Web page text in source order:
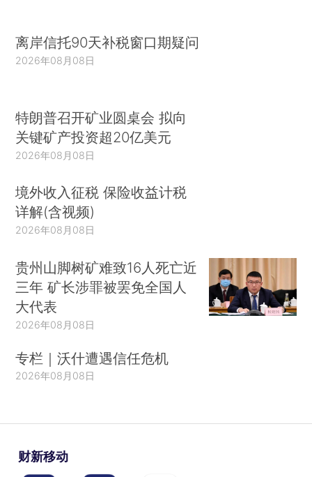
离岸信托90天补税窗口期疑问
2026年08月08日
特朗普召开矿业圆桌会 拟向
关键矿产投资超20亿美元
2026年08月08日
境外收入征税 保险收益计税
详解(含视频)
2026年08月08日
贵州山脚树矿难致16人死亡近
三年 矿长涉罪被罢免全国人
大代表
2026年08月08日
专栏｜沃什遭遇信任危机
2026年08月08日
财新移动